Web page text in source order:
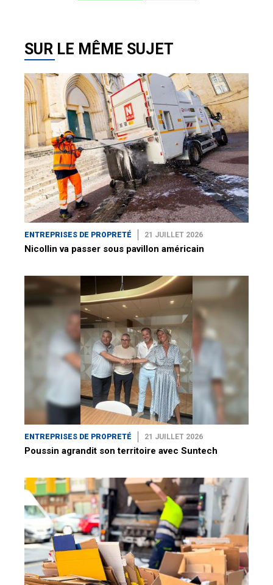
SUR LE MÊME SUJET
ENTREPRISES DE PROPRETÉ 21 JUILLET 2026
Nicollin va passer sous pavillon américain
ENTREPRISES DE PROPRETÉ 21 JUILLET 2026
Poussin agrandit son territoire avec Suntech